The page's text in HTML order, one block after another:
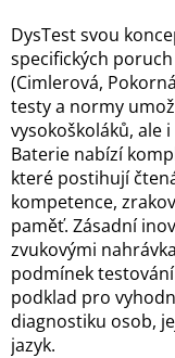
DysTest svou
specifických
(Cimlerová,
testy a normy
vysokoškoláků, ale
Baterie nabízí
které postihují
kompetence,
paměť. Zásadní
zvukovými
podmínek
podklad pro
diagnostiku osob,
jazyk.